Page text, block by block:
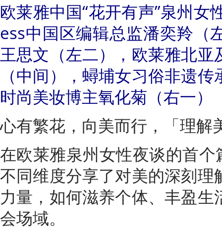
欧莱雅中国“花开有声”泉州女
ess中国区编辑总监潘奕羚（
王思文（左二），欧莱雅北
（中间），蟳埔女习俗非遗
时尚美妆博主氧化菊（右一）
心有繁花，向美而行，「理解
在欧莱雅泉州女性夜谈的首
不同维度分享了对美的深刻
力量，如何滋养个体、丰盈
会场域。